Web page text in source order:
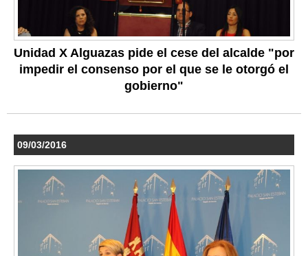
Unidad X Alguazas pide el cese del alcalde "por
impedir el consenso por el que se le otorgó el
gobierno"
09/03/2016